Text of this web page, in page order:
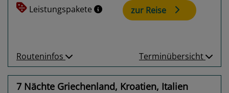
Leistungspakete zur Reise
Routeninfos Terminübersicht
7 Nächte Griechenland, Kroatien, Italien